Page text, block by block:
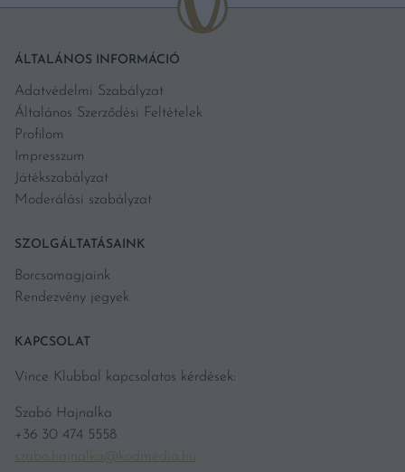
ÁLTALÁNOS INFORMÁCIÓ
Adatvédelmi Szabályzat
Általános Szerződési Feltételek
Profilom
Impresszum
Játékszabályzat
Moderálási szabályzat
SZOLGÁLTATÁSAINK
Borcsomagjaink
Rendezvény jegyek
KAPCSOLAT
Vince Klubbal kapcsolatos kérdések:
Szabó Hajnalka
+36 30 474 5558
szabo.hajnalka@kodmedia.hu